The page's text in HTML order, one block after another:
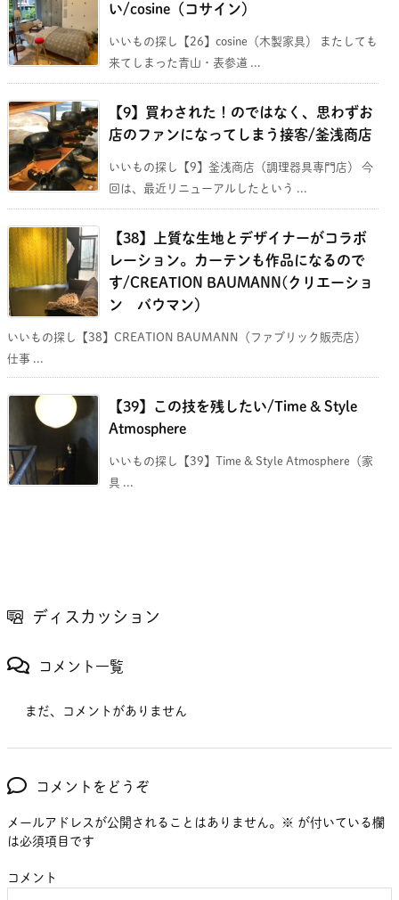
い/cosine（コサイン）
いいもの探し【26】cosine（木製家具） またしても
来てしまった青山・表参道 ...
【9】買わされた！のではなく、思わずお
店のファンになってしまう接客/釜浅商店
いいもの探し【9】釜浅商店（調理器具専門店） 今
回は、最近リニューアルしたという ...
【38】上質な生地とデザイナーがコラボ
レーション。カーテンも作品になるので
す/CREATION BAUMANN(クリエーショ
ン バウマン）
いいもの探し【38】CREATION BAUMANN（ファブリック販売店）
仕事 ...
【39】この技を残したい/Time & Style
Atmosphere
いいもの探し【39】Time & Style Atmosphere（家
具 ...
ディスカッション
コメント一覧
まだ、コメントがありません
コメントをどうぞ
メールアドレスが公開されることはありません。 ※ が付いている欄
は必須項目です
コメント